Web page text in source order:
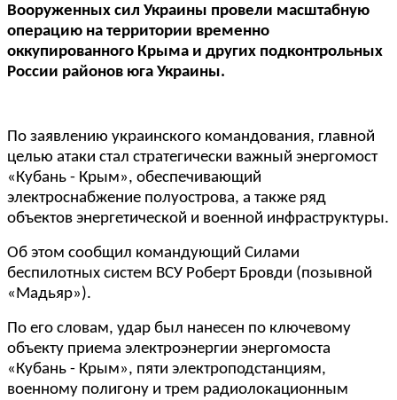
Вооруженных сил Украины провели масштабную
операцию на территории временно
оккупированного Крыма и других подконтрольных
России районов юга Украины.
По заявлению украинского командования, главной
целью атаки стал стратегически важный энергомост
«Кубань - Крым», обеспечивающий
электроснабжение полуострова, а также ряд
объектов энергетической и военной инфраструктуры.
Об этом сообщил командующий Силами
беспилотных систем ВСУ Роберт Бровди (позывной
«Мадьяр»).
По его словам, удар был нанесен по ключевому
объекту приема электроэнергии энергомоста
«Кубань - Крым», пяти электроподстанциям,
военному полигону и трем радиолокационным